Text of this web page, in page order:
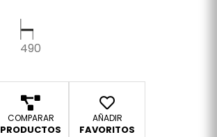
490
COMPARAR
PRODUCTOS
AÑADIR
FAVORITOS